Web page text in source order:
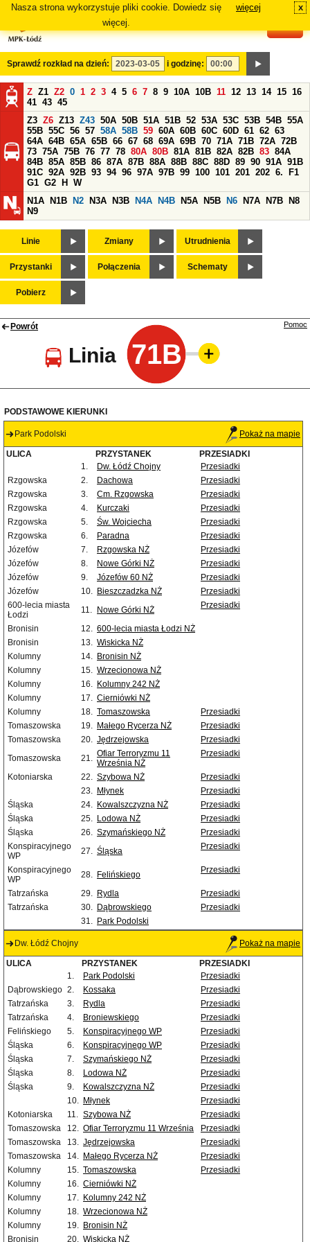
Nasza strona wykorzystuje pliki cookie. Dowiedz się
więcej.
więcej x
Sprawdź rozkład na dzień: i godzinę:
Z Z1 Z2 0 1 2 3 4 5 6 7 8 9 10A 10B 11 12 13 14 15 16
41 43 45
Z3 Z6 Z13 Z43 50A 50B 51A 51B 52 53A 53C 53B 54B 55A
55B 55C 56 57 58A 58B 59 60A 60B 60C 60D 61 62 63
64A 64B 65A 65B 66 67 68 69A 69B 70 71A 71B 72A 72B
73 75A 75B 76 77 78 80A 80B 81A 81B 82A 82B 83 84A
84B 85A 85B 86 87A 87B 88A 88B 88C 88D 89 90 91A 91B
91C 92A 92B 93 94 96 97A 97B 99 100 101 201 202 6.
F1
G1 G2 H
W
N1A
N1B N2 N3A N3B N4A N4B N5A N5B N6 N7A N7B
N8
N9
Linie Zmiany Utrudnienia
Przystanki Połączenia Schematy
Pobierz
Powrót
Linia 71B
Pomoc
PODSTAWOWE KIERUNKI
Park Podolski Pokaż na mapie
ULICA PRZYSTANEK
PRZESIADKI
1.
Dw. Łódź Chojny
Przesiadki
Rzgowska
2. Dachowa
Przesiadki
Rzgowska
3. Cm. Rzgowska
Przesiadki
Rzgowska
4. Kurczaki
Przesiadki
Rzgowska
5. Św. Wojciecha
Przesiadki
Rzgowska
6. Paradna
Przesiadki
Józefów
7. Rzgowska NŻ
Przesiadki
Józefów
8. Nowe Górki NŻ
Przesiadki
Józefów
9. Józefów 60 NŻ
Przesiadki
Józefów
10. Bieszczadzka NŻ
Przesiadki
600-lecia miasta
Łodzi
11. Nowe Górki NŻ Przesiadki
Bronisin 12. 600-lecia miasta Łodzi NŻ
Bronisin
13. Wiskicka NŻ
Kolumny
14. Bronisin NŻ
Kolumny
15. Wrzecionowa NŻ
Kolumny
16. Kolumny 242 NŻ
Kolumny
17. Cierniówki NŻ
Kolumny
18. Tomaszowska
Przesiadki
Tomaszowska
19. Małego Rycerza NŻ
Przesiadki
Tomaszowska
20. Jędrzejowska
Przesiadki
Tomaszowska
21. Ofiar Terroryzmu 11
Września NŻ
Przesiadki
Kotoniarska 22. Szybowa NŻ
Przesiadki
23. Młynek
Przesiadki
Śląska
24. Kowalszczyzna NŻ
Przesiadki
Śląska
25. Lodowa NŻ
Przesiadki
Śląska
26. Szymańskiego NŻ
Przesiadki
Konspiracyjnego
WP
27. Śląska Przesiadki
Konspiracyjnego
WP
28. Felińskiego Przesiadki
Tatrzańska 29. Rydla
Przesiadki
Tatrzańska
30. Dąbrowskiego
Przesiadki
31. Park Podolski
Dw. Łódź Chojny Pokaż na mapie
ULICA PRZYSTANEK
PRZESIADKI
1.
Park Podolski
Przesiadki
Dąbrowskiego 2. Kossaka
Przesiadki
Tatrzańska
3. Rydla
Przesiadki
Tatrzańska
4. Broniewskiego
Przesiadki
Felińskiego
5. Konspiracyjnego WP
Przesiadki
Śląska
6. Konspiracyjnego WP
Przesiadki
Śląska
7. Szymańskiego NŻ
Przesiadki
Śląska
8. Lodowa NŻ
Przesiadki
Śląska
9. Kowalszczyzna NŻ
Przesiadki
10. Młynek
Przesiadki
Kotoniarska
11. Szybowa NŻ
Przesiadki
Tomaszowska
12. Ofiar Terroryzmu 11 Września
Przesiadki
Tomaszowska
13. Jędrzejowska
Przesiadki
Tomaszowska
14. Małego Rycerza NŻ
Przesiadki
Kolumny
15. Tomaszowska
Przesiadki
Kolumny
16. Cierniówki NŻ
Kolumny
17. Kolumny 242 NŻ
Kolumny
18. Wrzecionowa NŻ
Kolumny
19. Bronisin NŻ
Bronisin
20. Wiskicka NŻ